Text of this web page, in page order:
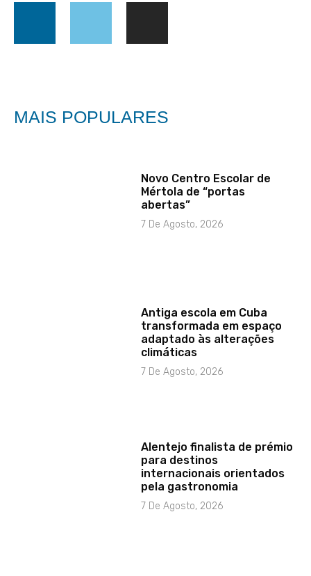
MAIS POPULARES
Novo Centro Escolar de
Mértola de “portas
abertas”
7 De Agosto, 2026
Antiga escola em Cuba
transformada em espaço
adaptado às alterações
climáticas
7 De Agosto, 2026
Alentejo finalista de prémio
para destinos
internacionais orientados
pela gastronomia
7 De Agosto, 2026